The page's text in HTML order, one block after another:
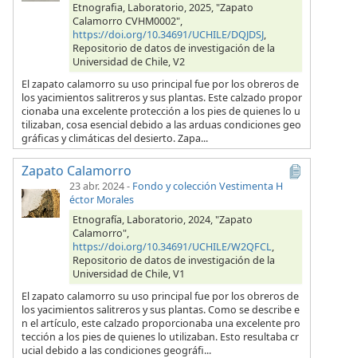
Etnografia, Laboratorio, 2025, "Zapato
Calamorro CVHM0002",
https://doi.org/10.34691/UCHILE/DQJDSJ,
Repositorio de datos de investigación de la
Universidad de Chile, V2
El zapato calamorro su uso principal fue por los obreros de
los yacimientos salitreros y sus plantas. Este calzado propor
cionaba una excelente protección a los pies de quienes lo u
tilizaban, cosa esencial debido a las arduas condiciones geo
gráficas y climáticas del desierto. Zapa...
Zapato Calamorro
23 abr. 2024- Fondo y colección Vestimenta H
éctor Morales
Etnografía, Laboratorio, 2024, "Zapato
Calamorro",
https://doi.org/10.34691/UCHILE/W2QFCL,
Repositorio de datos de investigación de la
Universidad de Chile, V1
El zapato calamorro su uso principal fue por los obreros de
los yacimientos salitreros y sus plantas. Como se describe e
n el artículo, este calzado proporcionaba una excelente pro
tección a los pies de quienes lo utilizaban. Esto resultaba cr
ucial debido a las condiciones geográfi...